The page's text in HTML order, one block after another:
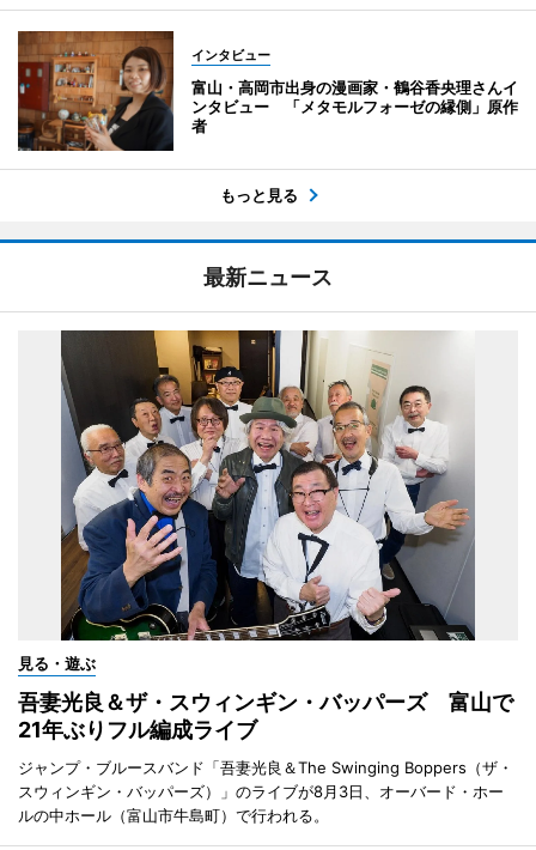
インタビュー
富山・高岡市出身の漫画家・鶴谷香央理さんイ
ンタビュー 「メタモルフォーゼの縁側」原作
者
もっと見る
最新ニュース
見る・遊ぶ
吾妻光良＆ザ・スウィンギン・バッパーズ 富山で
21年ぶりフル編成ライブ
ジャンプ・ブルースバンド「吾妻光良＆The Swinging Boppers（ザ・
スウィンギン・バッパーズ）」のライブが8月3日、オーバード・ホー
ルの中ホール（富山市牛島町）で行われる。